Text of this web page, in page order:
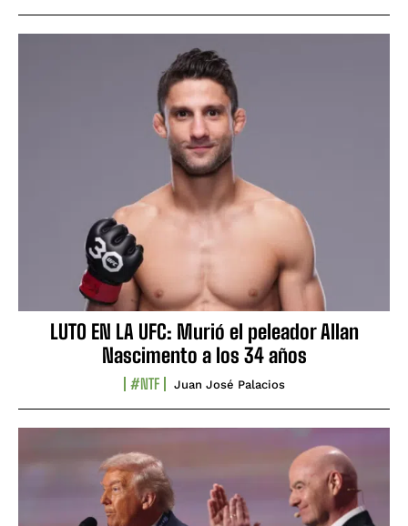
LUTO EN LA UFC: Murió el peleador Allan
Nascimento a los 34 años
#NTF Juan José Palacios